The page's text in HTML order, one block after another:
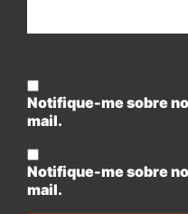
Notifique-me sobre
mail.
Notifique-me sobre
mail.